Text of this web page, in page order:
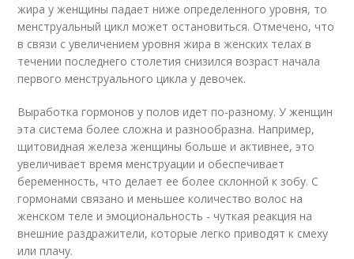
жира у женщины падает ниже определенного уровня, то
менструальный цикл может остановиться. Отмечено, что
в связи с увеличением уровня жира в женских телах в
течении последнего столетия снизился возраст начала
первого менструального цикла у девочек.
Выработка гормонов у полов идет по-разному. У женщин
эта система более сложна и разнообразна. Например,
щитовидная железа женщины больше и активнее, это
увеличивает время менструации и обеспечивает
беременность, что делает ее более склонной к зобу. С
гормонами связано и меньшее количество волос на
женском теле и эмоциональность - чуткая реакция на
внешние раздражители, которые легко приводят к смеху
или плачу.